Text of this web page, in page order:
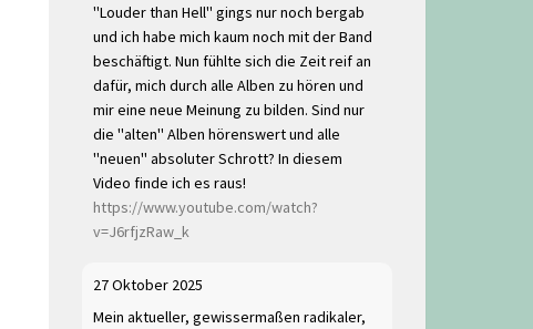
"Louder than Hell" gings nur noch bergab
und ich habe mich kaum noch mit der Band
beschäftigt. Nun fühlte sich die Zeit reif an
dafür, mich durch alle Alben zu hören und
mir eine neue Meinung zu bilden. Sind nur
die "alten" Alben hörenswert und alle
"neuen" absoluter Schrott? In diesem
Video finde ich es raus!
https://www.youtube.com/watch?
v=J6rfjzRaw_k
27 Oktober 2025
Mein aktueller, gewissermaßen radikaler,